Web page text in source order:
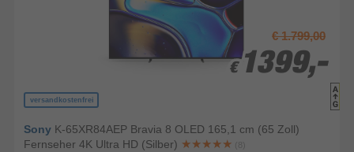
versandkostenfrei
€ 1.799,00
€ 1399,-
€ 1399,-
Sony K-65XR84AEP Bravia 8 OLED 165,1 cm (65 Zoll)
Fernseher 4K Ultra HD (Silber)
(8)